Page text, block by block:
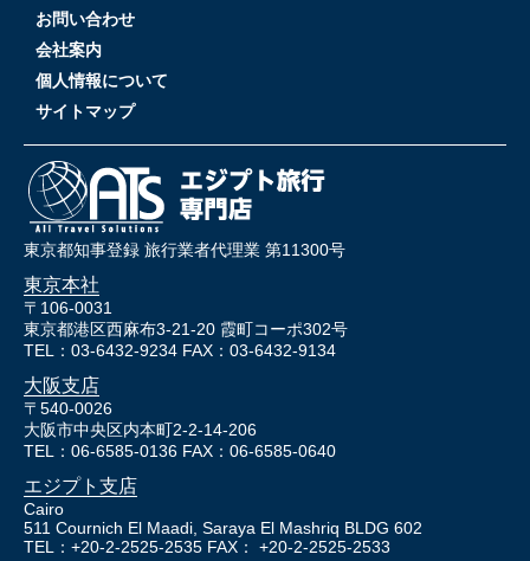
お問い合わせ
会社案内
個人情報について
サイトマップ
東京都知事登録 旅行業者代理業 第11300号
東京本社
〒106-0031
東京都港区西麻布3-21-20 霞町コーポ302号
TEL：03-6432-9234 FAX：03-6432-9134
大阪支店
〒540-0026
大阪市中央区内本町2-2-14-206
TEL：06-6585-0136 FAX：06-6585-0640
エジプト支店
Cairo
511 Cournich El Maadi, Saraya El Mashriq BLDG 602
TEL：+20-2-2525-2535 FAX： +20-2-2525-2533